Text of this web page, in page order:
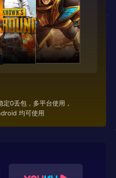
0丢包，多平台使用，
均可使用